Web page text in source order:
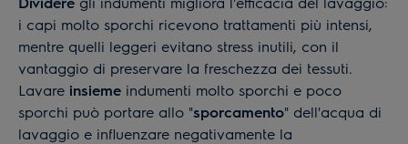
i capi molto sporchi ricevono trattamenti più intensi,
mentre quelli leggeri evitano stress inutili, con il
vantaggio di preservare la freschezza dei tessuti.
Lavare insieme indumenti molto sporchi e poco
sporchi può portare allo "sporcamento" dell'acqua di
lavaggio e influenzare negativamente la